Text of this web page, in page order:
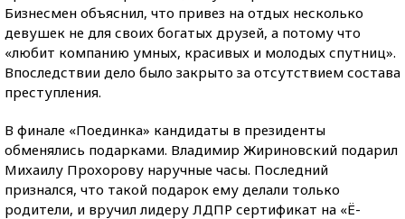
Бизнесмен объяснил, что привез на отдых несколько
девушек не для своих богатых друзей, а потому что
«любит компанию умных, красивых и молодых спутниц».
Впоследствии дело было закрыто за отсутствием состава
преступления.
В финале «Поединка» кандидаты в президенты
обменялись подарками. Владимир Жириновский подарил
Михаилу Прохорову наручные часы. Последний
признался, что такой подарок ему делали только
родители, и вручил лидеру ЛДПР сертификат на «Ё-